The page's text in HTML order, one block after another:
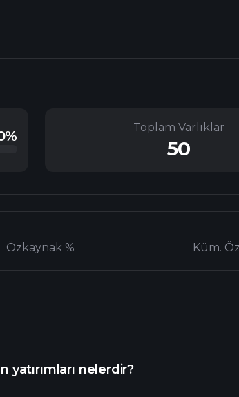
Toplam Varlıklar
50
Özkaynak % Küm.
yatırımları nelerdir?